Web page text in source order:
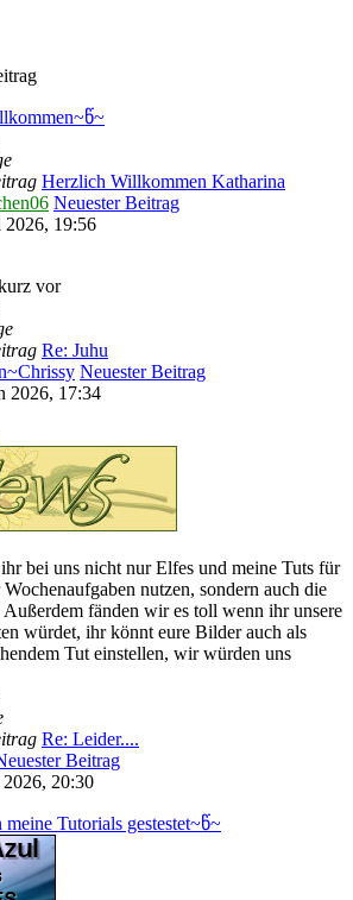
Herzlich Willkommen Katharina
Neuester Beitrag
19:56
vor
Re: Juhu
Neuester Beitrag
2026, 17:34
bei uns nicht nur Elfes und meine Tuts für
nutzen, sondern auch die
fänden wir es toll wenn ihr unsere
würdet, ihr könnt eure Bilder auch als
Tut einstellen, wir würden uns
Re: Leider....
Beitrag
20:30
Tutorials gestestet~წ~